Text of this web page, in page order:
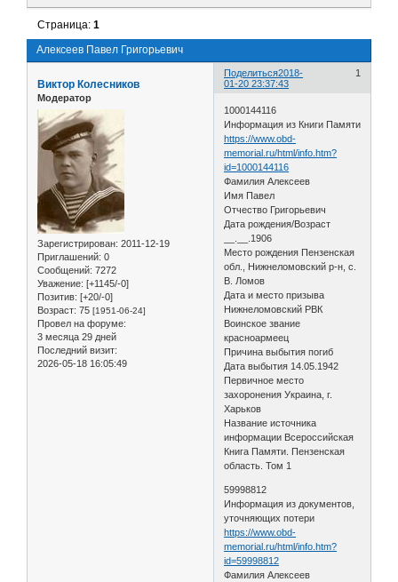
Алексеев Павел Григорьевич
Страница:1
Поделиться 1
2018-
01-20 23:37:43
Виктор Колесников
Модератор
Зарегистрирован: 2011-12-19
Приглашений: 0
Сообщений: 7272
Уважение: [+1145/-0]
Позитив: [+20/-0]
Возраст: 75 [1951-06-24]
Провел на форуме:
3 месяца 29 дней
Последний визит:
2026-05-18 16:05:49
1000144116
Информация из Книги Памяти
https://www.obd-
memorial.ru/html/info.htm?
id=1000144116
Фамилия Алексеев
Имя Павел
Отчество Григорьевич
Дата рождения/Возраст
__.__.1906
Место рождения Пензенская
обл., Нижнеломовский р-н, с.
В. Ломов
Дата и место призыва
Нижнеломовский РВК
Воинское звание
красноармеец
Причина выбытия погиб
Дата выбытия 14.05.1942
Первичное место
захоронения Украина, г.
Харьков
Название источника
информации Всероссийская
Книга Памяти. Пензенская
область. Том 1
59998812
Информация из документов,
уточняющих потери
https://www.obd-
memorial.ru/html/info.htm?
id=59998812
Фамилия Алексеев